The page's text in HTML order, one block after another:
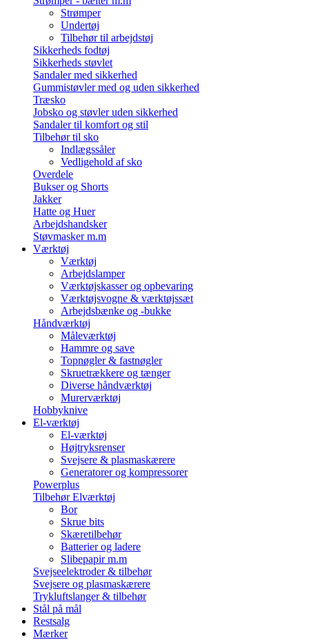
Strømper
Undertøj
Tilbehør til arbejdstøj
Sikkerheds fodtøj
Sikkerheds støvlet
Sandaler med sikkerhed
Gummistøvler med og uden sikkerhed
Træsko
Jobsko og støvler uden sikkerhed
Sandaler til komfort og stil
Tilbehør til sko
Indlægssåler
Vedligehold af sko
Overdele
Bukser og Shorts
Jakker
Hatte og Huer
Arbejdshandsker
Støvmasker m.m
Værktøj
Værktøj
Arbejdslamper
Værktøjskasser og opbevaring
Værktøjsvogne & værktøjssæt
Arbejdsbænke og -bukke
Håndværktøj
Måleværktøj
Hammre og save
Topnøgler & fastnøgler
Skruetrækkere og tænger
Diverse håndværktøj
Murerværktøj
Hobbyknive
El-værktøj
El-værktøj
Højtryksrenser
Svejsere & plasmaskærere
Generatorer og kompressorer
Powerplus
Tilbehør Elværktøj
Bor
Skrue bits
Skæretilbehør
Batterier og ladere
Slibepapir m.m
Svejseelektroder & tilbehør
Svejsere og plasmaskærere
Trykluftslanger & tilbehør
Stål på mål
Restsalg
Mærker